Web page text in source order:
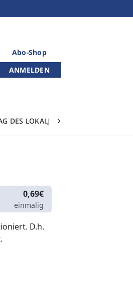
Abo-Shop
ANMELDEN
DES LOKALJOURNALISMUS
0,69€
einmalig
D.h.